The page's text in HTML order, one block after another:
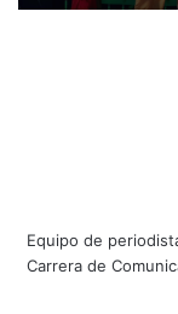
Equipo de
Carrera de